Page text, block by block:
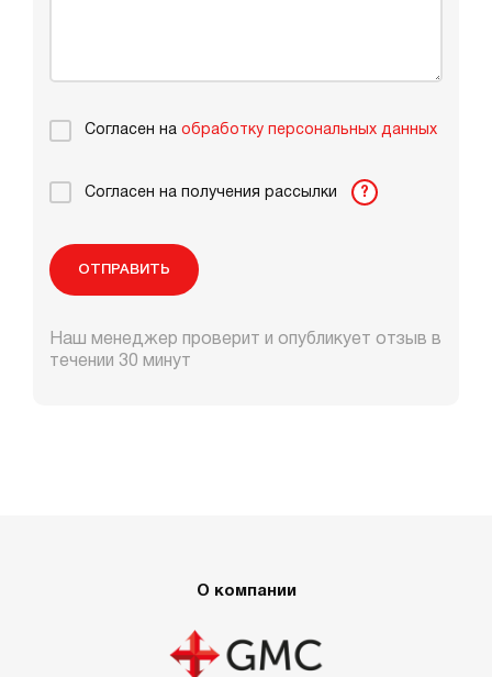
Согласен на обработку персональных данных
Согласен на получения рассылки ?
ОТПРАВИТЬ
Наш менеджер проверит и опубликует отзыв в
течении 30 минут
О компании